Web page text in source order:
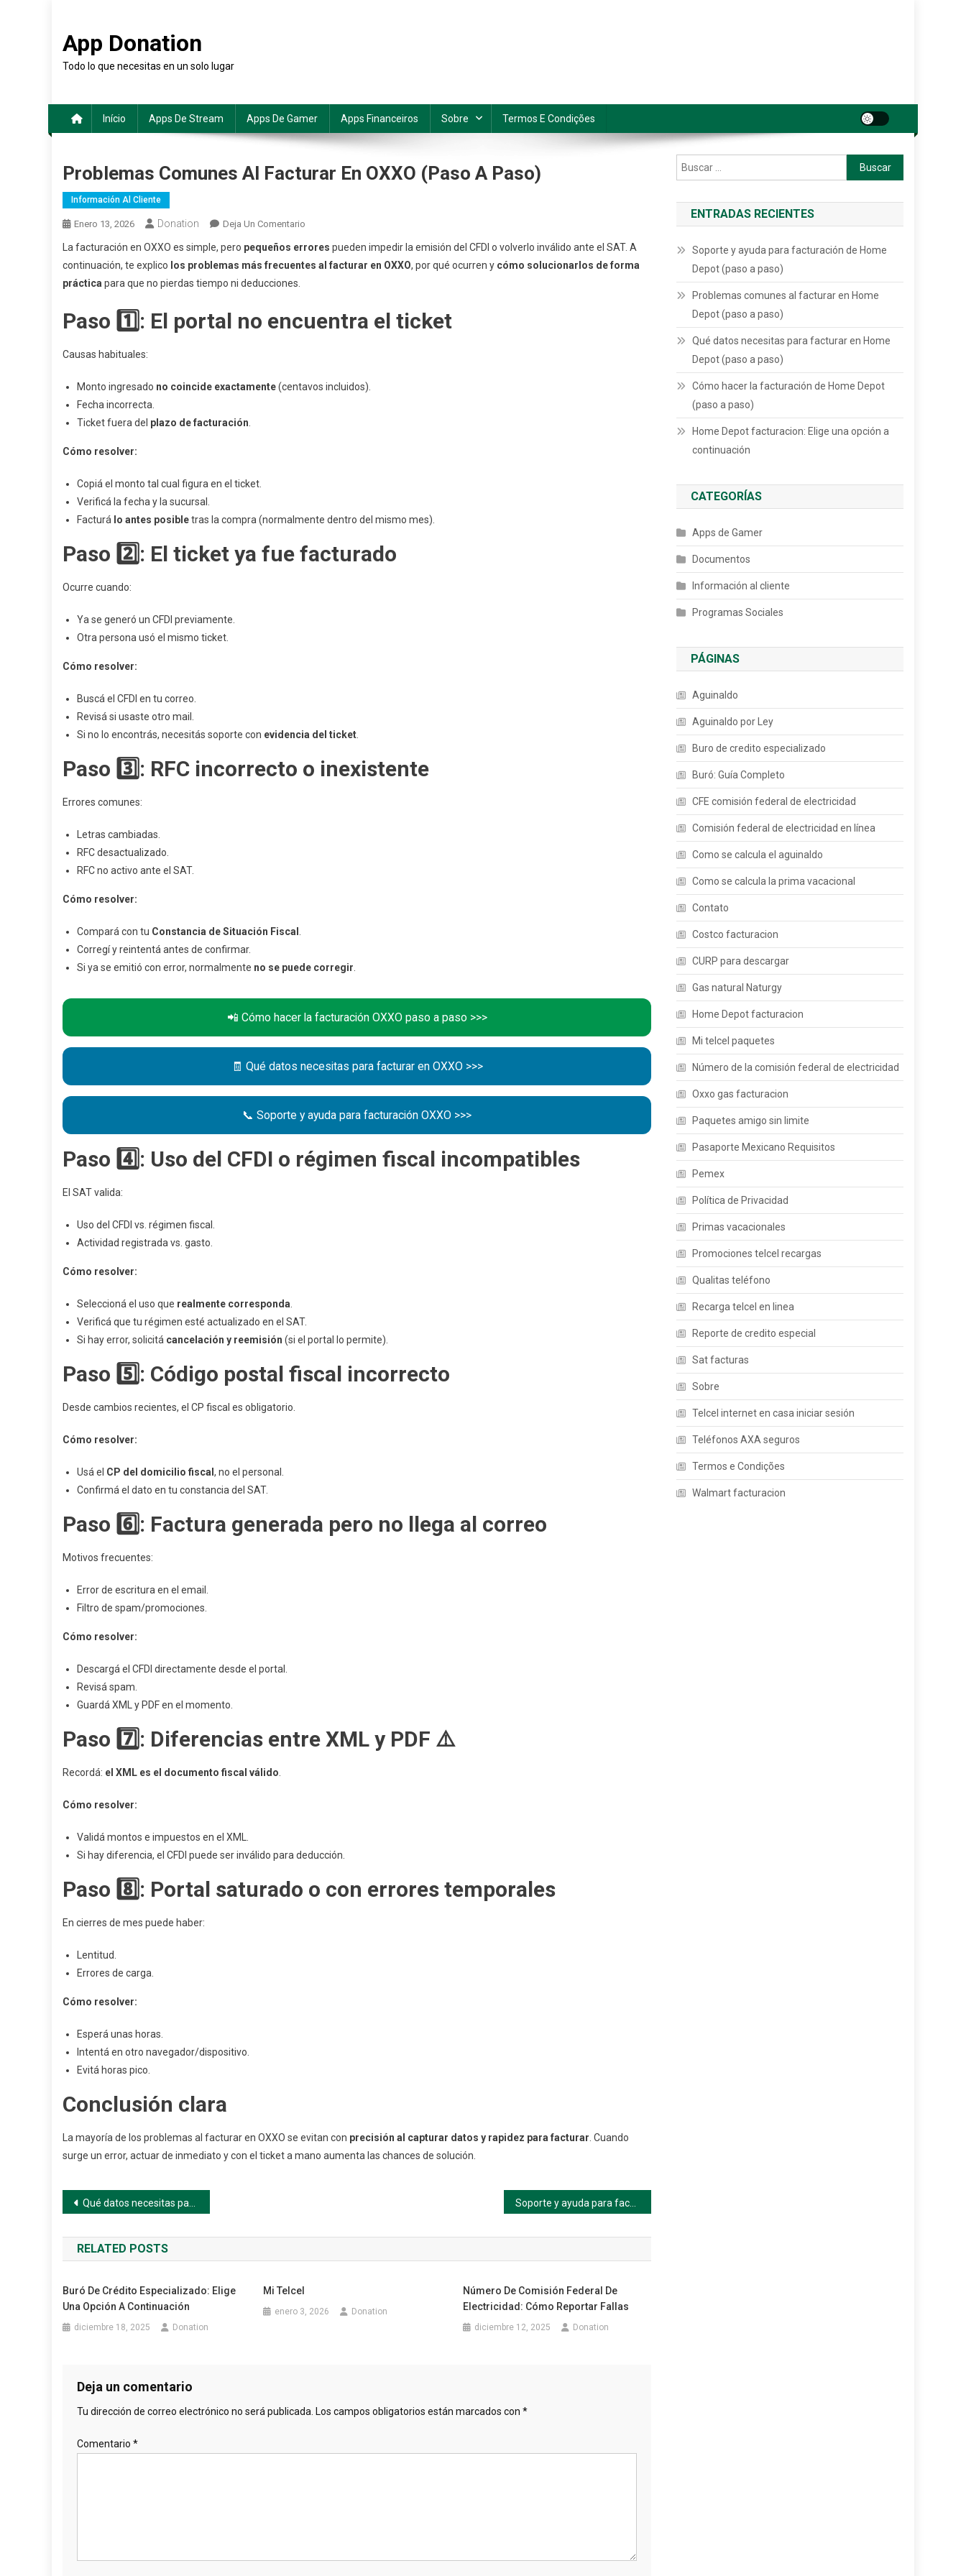
contenido
App Donation
Todo lo que necesitas en un solo lugar
Início Apps De Stream Apps De Gamer Apps Financeiros Sobre Termos E Condições
Problemas Comunes Al Facturar En OXXO (paso A Paso)
Información Al Cliente
Enero 13, 2026 Donation Deja Un Comentario
Comunes
OXXO
La facturación en OXXO es simple, pero pequeños errores pueden impedir la emisión del CFDI o volverlo inválido ante el SAT. A
continuación, te explico los problemas más frecuentes al facturar en OXXO, por qué ocurren y cómo solucionarlos de forma
práctica para que no pierdas tiempo ni deducciones.
Paso 1️⃣: El portal no encuentra el ticket
Causas habituales:
Monto ingresado no coincide exactamente(centavos incluidos).
Fecha incorrecta.
Ticket fuera del plazo de facturación
Cómo resolver:
Copiá el monto tal cual figura en el ticket.
Verificá la fecha y la sucursal.
Facturá lo antes posibletras la compra (normalmente dentro del mismo mes).
Paso 2️⃣: El ticket ya fue facturado
Ocurre cuando:
Ya se generó un CFDI previamente.
Otra persona usó el mismo ticket.
Cómo resolver:
Buscá el CFDI en tu correo.
Revisá si usaste otro mail.
Si no lo encontrás, necesitás soporte con evidencia del ticket
Paso 3️⃣: RFC incorrecto o inexistente
Errores comunes:
Letras cambiadas.
RFC desactualizado.
RFC no activo ante el SAT.
Cómo resolver:
Compará con tu Constancia de Situación Fiscal
Corregí y reintentá antes de confirmar.
Si ya se emitió con error, normalmente no se puede corregir
📲 Cómo hacer la facturación OXXO paso a paso >>>
🧾 Qué datos necesitas para facturar en OXXO >>>
📞 Soporte y ayuda para facturación OXXO >>>
Paso 4️⃣: Uso del CFDI o régimen fiscal incompatibles
El SAT valida:
Uso del CFDI vs. régimen fiscal.
Actividad registrada vs. gasto.
Cómo resolver:
Seleccioná el uso que realmente corresponda
Verificá que tu régimen esté actualizado en el SAT.
Si hay error, solicitá cancelación y reemisión (si el portal lo permite).
Paso 5️⃣: Código postal fiscal incorrecto
Desde cambios recientes, el CP fiscal es obligatorio.
Cómo resolver:
Usá el CP del domicilio fiscal , no el personal.
Confirmá el dato en tu constancia del SAT.
Paso 6️⃣: Factura generada pero no llega al correo
Motivos frecuentes:
Error de escritura en el email.
Filtro de spam/promociones.
Cómo resolver:
Descargá el CFDI directamente desde el portal.
Revisá spam.
Guardá XML y PDF en el momento.
Paso 7️⃣: Diferencias entre XML y PDF ⚠️
Recordá: el XML es el documento fiscal válido
Cómo resolver:
Validá montos e impuestos en el XML.
Si hay diferencia, el CFDI puede ser inválido para deducción.
Paso 8️⃣: Portal saturado o con errores temporales
En cierres de mes puede haber:
Lentitud.
Errores de carga.
Cómo resolver:
Esperá unas horas.
Intentá en otro navegador/dispositivo.
Evitá horas pico.
Conclusión clara
La mayoría de los problemas al facturar en OXXO se evitan con precisión al capturar datos y rapidez para facturar . Cuando
surge un error, actuar de inmediato y con el ticket a mano aumenta las chances de solución.
Navegación
de
entradas
Qué datos necesitas para facturar en OXXO (paso a paso)
RELATED POSTS
Buró De Crédito Especializado: Elige
Una Opción A Continuación
diciembre 18, 2025 Donation
Mi Telcel
enero 3, 2026 Donation
Número De Comisión Federal De
Electricidad: Cómo Reportar Fallas
diciembre 12, 2025 Donation
Deja un comentario
Tu dirección de correo electrónico no será publicada. Los campos obligatorios están marcados con *
Comentario *
Buscar:
ENTRADAS RECIENTES
Soporte y ayuda para facturación de Home
Depot (paso a paso)
Problemas comunes al facturar en Home
Depot (paso a paso)
Qué datos necesitas para facturar en Home
Depot (paso a paso)
Cómo hacer la facturación de Home Depot
(paso a paso)
Home Depot facturacion: Elige una opción a
continuación
CATEGORÍAS
Apps de Gamer
Documentos
Información al cliente
Programas Sociales
PÁGINAS
Aguinaldo
Aguinaldo por Ley
Buro de credito especializado
Buró: Guía Completo
CFE comisión federal de electricidad
Comisión federal de electricidad en línea
Como se calcula el aguinaldo
Como se calcula la prima vacacional
Contato
Costco facturacion
CURP para descargar
Gas natural Naturgy
Home Depot facturacion
Mi telcel paquetes
Número de la comisión federal de electricidad
Oxxo gas facturacion
Paquetes amigo sin limite
Pasaporte Mexicano Requisitos
Pemex
Política de Privacidad
Primas vacacionales
Promociones telcel recargas
Qualitas teléfono
Recarga telcel en linea
Reporte de credito especial
Sat facturas
Sobre
Telcel internet en casa iniciar sesión
Teléfonos AXA seguros
Termos e Condições
Walmart facturacion